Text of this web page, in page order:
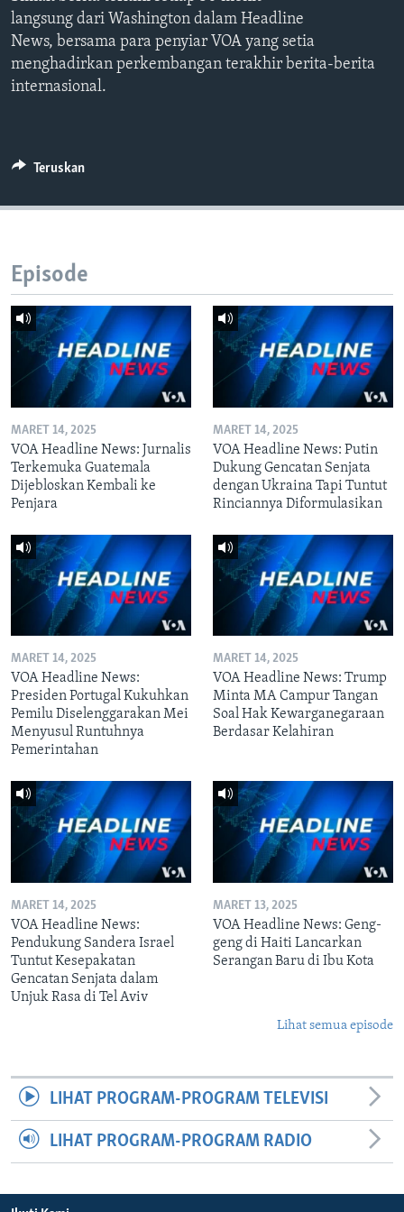
langsung dari Washington dalam Headline
News, bersama para penyiar VOA yang setia
menghadirkan perkembangan terakhir berita-berita
internasional.
Teruskan
Episode
MARET 14, 2025
VOA Headline News: Jurnalis
Terkemuka Guatemala
Dijebloskan Kembali ke
Penjara
MARET 14, 2025
VOA Headline News: Putin
Dukung Gencatan Senjata
dengan Ukraina Tapi Tuntut
Rinciannya Diformulasikan
MARET 14, 2025
VOA Headline News:
Presiden Portugal Kukuhkan
Pemilu Diselenggarakan Mei
Menyusul Runtuhnya
Pemerintahan
MARET 14, 2025
VOA Headline News: Trump
Minta MA Campur Tangan
Soal Hak Kewarganegaraan
Berdasar Kelahiran
MARET 14, 2025
VOA Headline News:
Pendukung Sandera Israel
Tuntut Kesepakatan
Gencatan Senjata dalam
Unjuk Rasa di Tel Aviv
MARET 13, 2025
VOA Headline News: Geng-
geng di Haiti Lancarkan
Serangan Baru di Ibu Kota
Lihat semua episode
LIHAT PROGRAM-PROGRAM TELEVISI
LIHAT PROGRAM-PROGRAM RADIO